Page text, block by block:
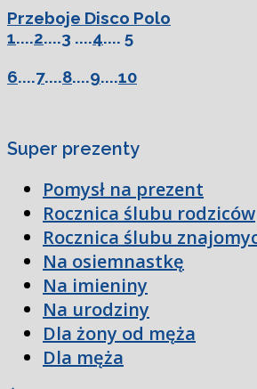
Przeboje Disco Polo
1....2....3 ....4.... 5
6....7....8....9....10
Super prezenty
Pomysł na prezent
Rocznica ślubu rodziców
Rocznica ślubu
Na osiemnastkę
Na imieniny
Na urodziny
Dla żony od męża
Dla męża